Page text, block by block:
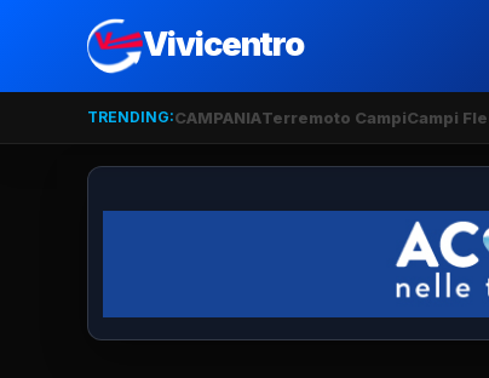
Vivicentro
TRENDING:CAMPANIATerremoto CampiCampi